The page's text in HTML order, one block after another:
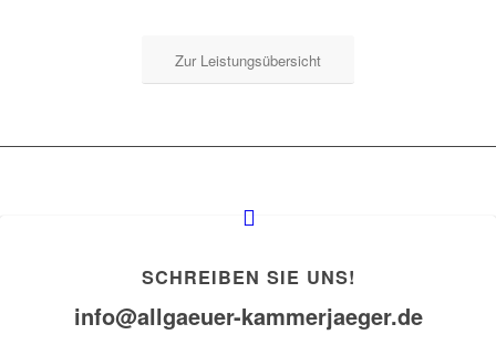
Zur Leistungsübersicht
SCHREIBEN SIE UNS!
info@allgaeuer-kammerjaeger.de